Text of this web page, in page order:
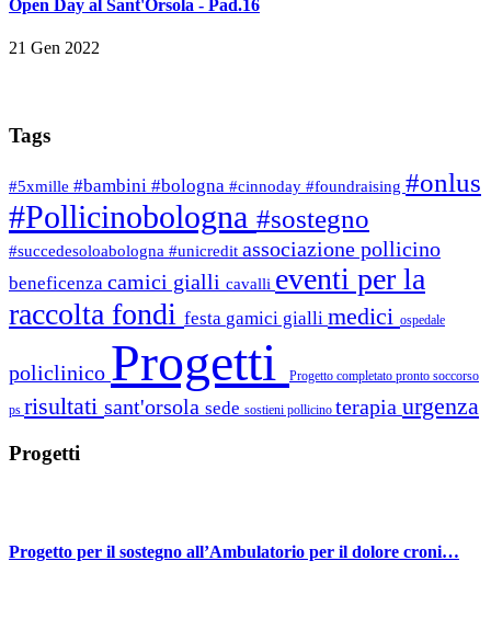
Open Day al Sant'Orsola - Pad.16
21 Gen 2022
Tags
#5xmille #bambini #bologna #cinnoday #foundraising #onlus
#Pollicinobologna #sostegno
#succedesoloabologna #unicredit associazione pollicino
beneficenza camici gialli cavalli eventi per la
raccolta fondi festa gamici gialli medici ospedale
policlinico Progetti Progetto completato pronto soccorso
ps risultati sant'orsola sede sostieni pollicino terapia urgenza
Progetti
Progetto per il sostegno all’Ambulatorio per il dolore croni…